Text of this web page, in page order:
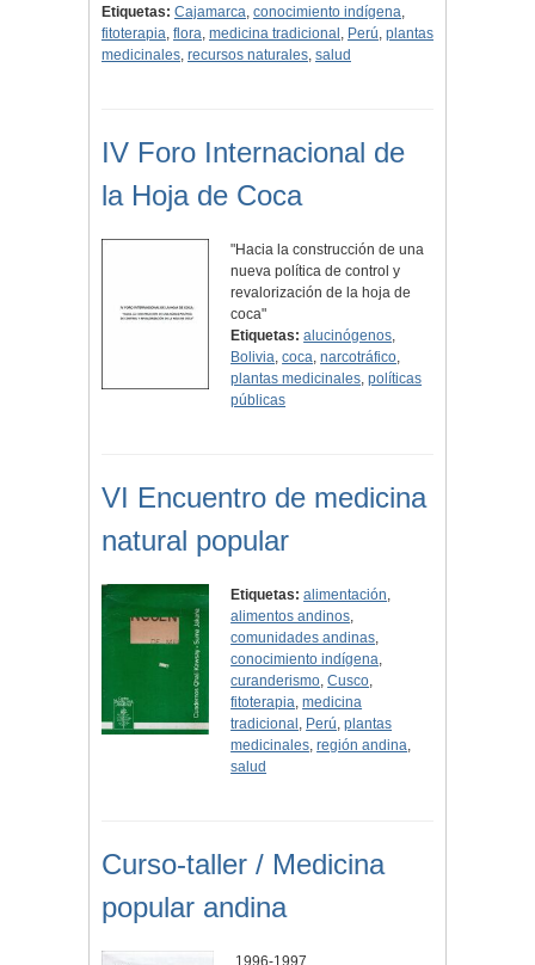
Etiquetas: Cajamarca, conocimiento indígena,
fitoterapia, flora, medicina tradicional , Perú, plantas
medicinales, recursos naturales, salud
IV Foro Internacional de
la Hoja de Coca
"Hacia la construcción de una
nueva política de control y
revalorización de la hoja de
coca"
Etiquetas: alucinógenos,
Bolivia,coca,narcotráfico,
plantas medicinales,políticas
públicas
VI Encuentro de medicina
natural popular
Etiquetas: alimentación,
alimentos andinos,
comunidades andinas,
conocimiento indígena,
curanderismo,Cusco,
fitoterapia,medicina
tradicional , Perú,plantas
medicinales,región andina,
salud
Curso-taller / Medicina
popular andina